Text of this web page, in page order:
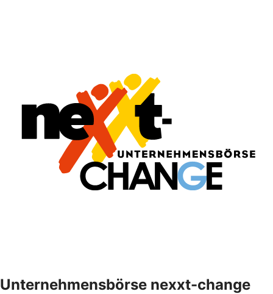
Unternehmensbörse nexxt-change